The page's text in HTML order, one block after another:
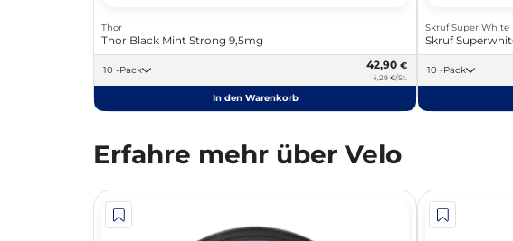
Thor
Thor Black Mint Strong 9,5mg
10 -Pack 42,90 €
4,29 €/St.
In den Warenkorb
Skruf Super White
Skruf
10 -Pack
Erfahre mehr über Velo